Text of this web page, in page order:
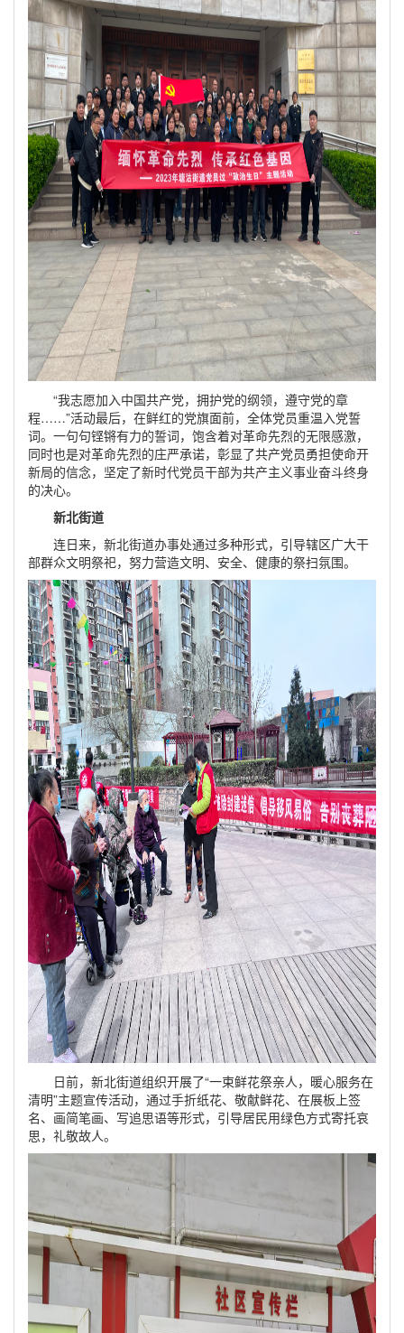
“我志愿加入中国共产党，拥护党的纲领，遵守党的章
程……”活动最后，在鲜红的党旗面前，全体党员重温入党誓
词。一句句铿锵有力的誓词，饱含着对革命先烈的无限感激，
同时也是对革命先烈的庄严承诺，彰显了共产党员勇担使命开
新局的信念，坚定了新时代党员干部为共产主义事业奋斗终身
的决心。
新北街道
连日来，新北街道办事处通过多种形式，引导辖区广大干
部群众文明祭祀，努力营造文明、安全、健康的祭扫氛围。
日前，新北街道组织开展了“一束鲜花祭亲人，暖心服务在
清明”主题宣传活动，通过手折纸花、敬献鲜花、在展板上签
名、画简笔画、写追思语等形式，引导居民用绿色方式寄托哀
思，礼敬故人。